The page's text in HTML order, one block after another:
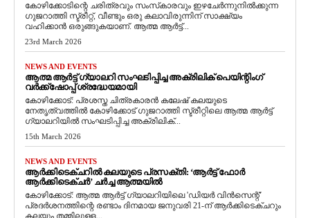
കോഴിക്കോടിന്റെ ചരിത്രവും സംസ്‌കാരവും ഇഴചേർന്നുനിൽക്കുന്ന
ഗുജറാത്തി സ്ട്രീറ്റ്, വീണ്ടും ഒരു കലാവിരുന്നിന് സാക്ഷ്യം
വഹിക്കാൻ ഒരുങ്ങുകയാണ്. ആത്മ ആർട്ട്...
23rd March 2026
NEWS AND EVENTS
ആത്മ ആർട്ട് ഗ്യാലറി സംഘടിപ്പിച്ച അക്രിലിക് പെയിന്റിംഗ്
വർക്ക്‌ഷോപ്പ് ശ്രദ്ധേയമായി
കോഴിക്കോട്: പ്രശസ്ത ചിത്രകാരൻ കലേഷ് കലയുടെ
നേതൃത്വത്തിൽ കോഴിക്കോട് ഗുജറാത്തി സ്ട്രീറ്റിലെ ആത്മ ആർട്ട്
ഗ്യാലറിയിൽ സംഘടിപ്പിച്ച അക്രിലിക്...
15th March 2026
NEWS AND EVENTS
ആർക്കിടെക്ചറിൽ കലയുടെ പ്രസക്തി: ‘ആർട്ട് ഫോർ
ആർക്കിടെക്ചർ’ ചർച്ച ആത്മയിൽ
​കോഴിക്കോട്: ആത്മ ആർട്ട് ഗ്യാലറിയിലെ 'ഡിയർ വിൻസെന്റ്'
പ്രദർശനത്തിന്റെ രണ്ടാം ദിനമായ ജനുവരി 21-ന് ആർക്കിടെക്ചറും
കലയും തമ്മിലുള്ള...